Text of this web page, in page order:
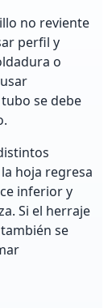
no reviente
perfil y
o
se debe
hoja regresa
inferior y
Si el herraje
se